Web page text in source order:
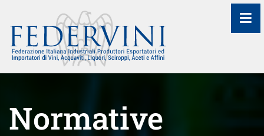
Normative
≡